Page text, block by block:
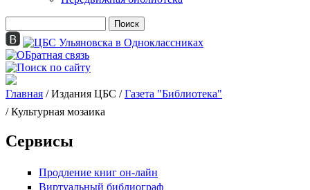
Форма поиска
Вы здесь
Главная / Издания ЦБС / Газета "Библиотека"
/ Культурная мозаика
Сервисы
Продление книг он-лайн
Виртуальный библиограф